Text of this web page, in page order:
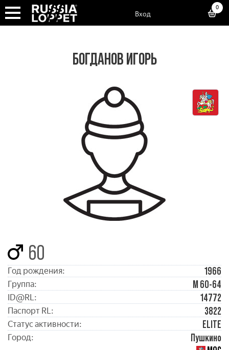
Вход
0
БОГДАНОВ ИГОРЬ
60
Год рождения: 1966
Группа: М 60-64
ID@RL: 14772
Паспорт RL: 3822
Статус активности: ELITE
Город:
Пушкино